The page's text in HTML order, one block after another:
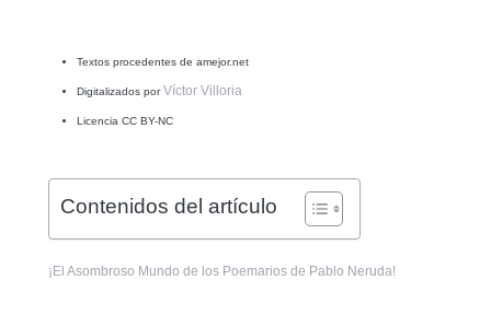
Textos procedentes de amejor.net
Digitalizados porVíctor Villoria
Licencia CC BY-NC
Contenidos del artículo
¡El Asombroso Mundo de los Poemarios de Pablo Neruda!